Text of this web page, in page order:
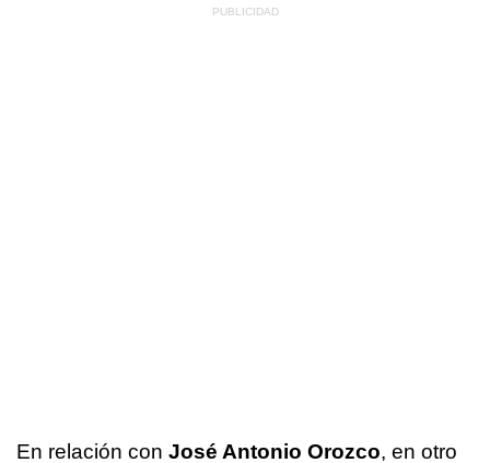
En relación con José Antonio Orozco, en otro